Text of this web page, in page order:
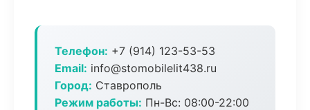
Телефон: +7 (914) 123-53-53
Email: info@stomobilelit438.ru
Город: Ставрополь
Режим работы: Пн-Вс: 08:00-22:00